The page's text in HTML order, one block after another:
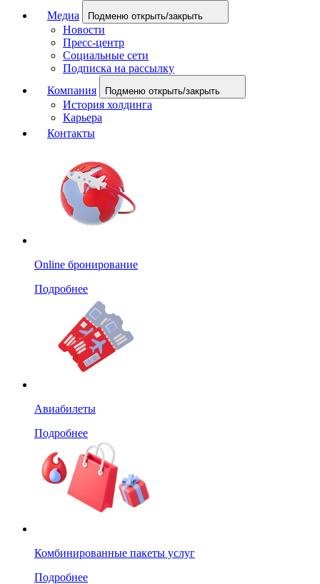
Медиа
Подменю открыть/закрыть
Новости
Пресс-центр
Социальные сети
Подписка на рассылку
Компания
Подменю открыть/закрыть
История холдинга
Карьера
Контакты
Online бронирование
Подробнее
Авиабилеты
Подробнее
Комбинированные пакеты услуг
Подробнее